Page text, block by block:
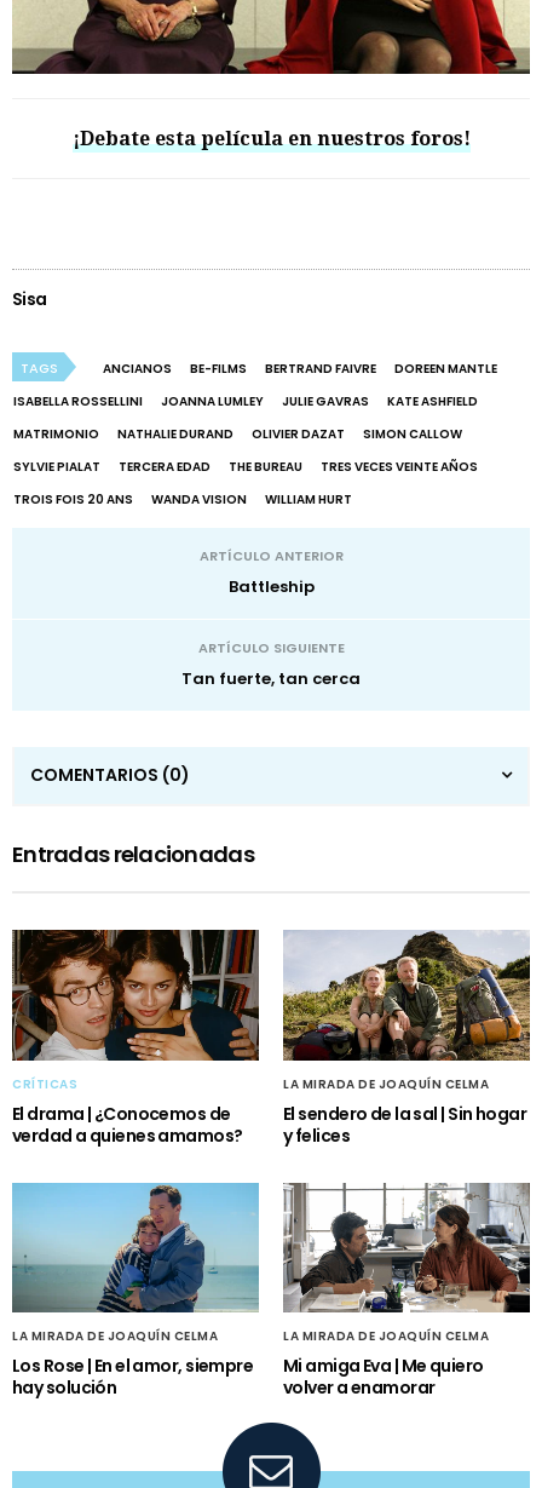
¡Debate esta película en nuestros foros!
Sisa
TAGS ANCIANOS BE-FILMS BERTRAND FAIVRE
DOREEN MANTLE
ISABELLA ROSSELLINI
JOANNA LUMLEY JULIE GAVRAS
KATE ASHFIELD
MATRIMONIO
NATHALIE DURAND OLIVIER DAZAT
SIMON CALLOW
SYLVIE PIALAT
TERCERA EDAD THE BUREAU
TRES VECES VEINTE AÑOS
TROIS FOIS 20 ANS
WANDA VISION WILLIAM HURT
ARTÍCULO ANTERIOR
Battleship
ARTÍCULO SIGUIENTE
Tan fuerte, tan cerca
COMENTARIOS (0)
Entradas relacionadas
CRÍTICAS
El drama | ¿Conocemos de
verdad a quienes amamos?
LA MIRADA DE JOAQUÍN CELMA
El sendero de la sal | Sin hogar
y felices
LA MIRADA DE JOAQUÍN CELMA
Los Rose | En el amor, siempre
hay solución
LA MIRADA DE JOAQUÍN CELMA
Mi amiga Eva | Me quiero
volver a enamorar